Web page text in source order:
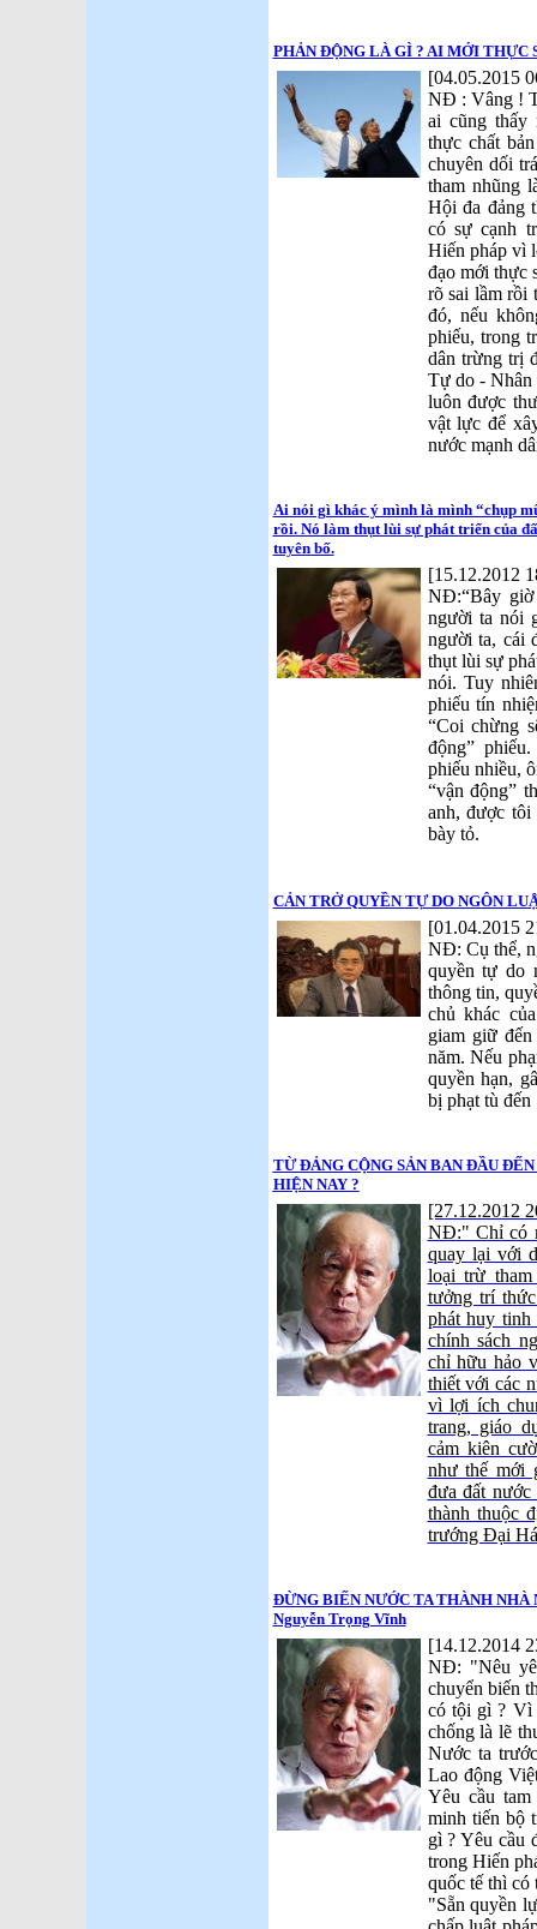
PHẢN ĐỘNG LÀ GÌ ? AI MỚI THỰC
[04.05.2015
NĐ : Vâng !
ai cũng
thực chất
chuyên dối
tham nhũng
Hội đa đảng
có sự cạnh
Hiến pháp vì
đạo mới thực
rõ sai lầm rồi
đó, nếu
phiếu, trong
dân trừng trị
Tự do - Nhân
luôn được
vật lực để
nước mạnh
Ai nói gì khác ý mình là mình “chụp
rồi. Nó làm thụt lùi sự phát triển của
tuyên bố.
[15.12.2012
NĐ:“Bây
người ta nói
người ta, cái
thụt lùi sự
nói. Tuy
phiếu tín
“Coi chừng
động”
phiếu nhiều,
“vận động”
anh, được
bày tỏ.
CẢN TRỞ QUYỀN TỰ DO NGÔN
[01.04.2015
NĐ: Cụ thể,
quyền tự do
thông tin,
chủ khác
giam giữ
năm. Nếu
quyền hạn,
bị phạt tù đến
TỪ ĐẢNG CỘNG SẢN BAN ĐẦU
HIỆN NAY ?
[27.12.2012
NĐ:" Chỉ có
quay lại với
loại trừ
tưởng trí
phát huy
chính sách
chỉ hữu hảo
thiết với các
vì lợi ích
trang, giáo
cảm kiên
như thế mới
đưa đất
thành thuộc
trướng Đại
ĐỪNG BIẾN NƯỚC TA THÀNH NHÀ
Nguyễn Trọng Vĩnh
[14.12.2014
NĐ: "Nêu
chuyển biến
có tội gì ? Vì
chống là lẽ
Nước ta
Lao động
Yêu cầu
minh tiến bộ
gì ? Yêu cầu
trong Hiến
quốc tế thì có
"Sẵn quyền